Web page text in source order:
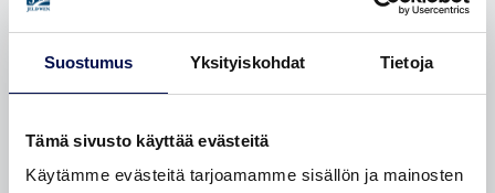
Suostumus Yksityiskohdat Tietoja
Tämä sivusto käyttää evästeitä
Käytämme evästeitä tarjoamamme sisällön ja mainosten
OMINAISUUDET